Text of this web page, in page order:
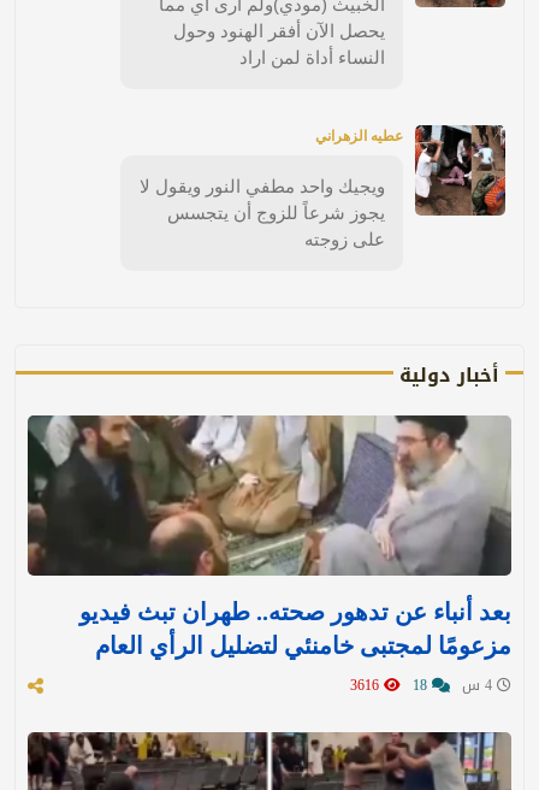
الخبيث (مودي)ولم ارى اي مما
يحصل الآن أفقر الهنود وحول
النساء أداة لمن اراد
عطيه الزهراني
ويجيك واحد مطفي النور ويقول لا
يجوز شرعاً للزوج أن يتجسس
على زوجته
أخبار دولية
بعد أنباء عن تدهور صحته.. طهران تبث فيديو
مزعومًا لمجتبى خامنئي لتضليل الرأي العام